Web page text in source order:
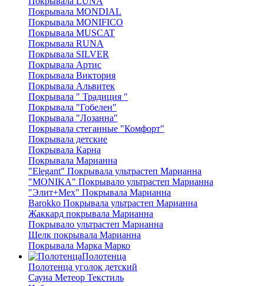
Покрывала MONDIAL
Покрывала MONIFICO
Покрывала MUSCAT
Покрывала RUNA
Покрывала SILVER
Покрывала Артис
Покрывала Виктория
Покрывала Альвитек
Покрывала " Традиция "
Покрывала "Гобелен"
Покрывала "Лозанна"
Покрывала стеганные "Комфорт"
Покрывала детские
Покрывала Карна
Покрывала Марианна
"Elegant" Покрывала ультрастеп Марианна
"MONIKA" Покрывало ультрастеп Марианна
"Элит+Мех" Покрывала Марианна
Barokko Покрывала ультрастеп Марианна
Жаккард покрывала Марианна
Покрывало ультрастеп Марианна
Шелк покрывала Марианна
Покрывала Марка Марко
Полотенца
Полотенца уголок детский
Сауна Метеор Текстиль